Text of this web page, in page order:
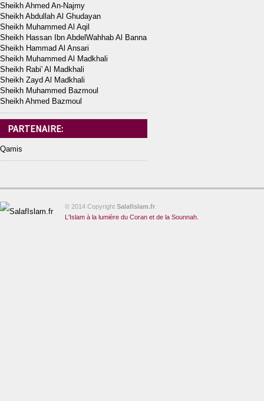
Sheikh Ahmed An-Najmy
Sheikh Abdullah Al Ghudayan
Sheikh Muhammed Al Aqil
Sheikh Hassan Ibn AbdelWahhab Al Banna
Sheikh Hammad Al Ansari
Sheikh Muhammed Al Madkhali
Sheikh Rabi' Al Madkhali
Sheikh Zayd Al Madkhali
Sheikh Muhammed Bazmoul
Sheikh Ahmed Bazmoul
PARTENAIRE:
Qamis
© 2014 Copyright Salafislam.fr
L'Islam à la lumière du Coran et de la Sounnah.